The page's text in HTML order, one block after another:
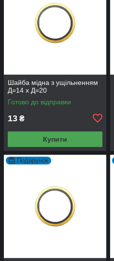
Шайба мідна з ущільненням
Д=14 х Д=20
Готово до відправки
13 ₴
Купити
Подарунок